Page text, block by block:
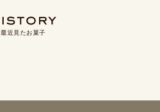
最近見たお菓子